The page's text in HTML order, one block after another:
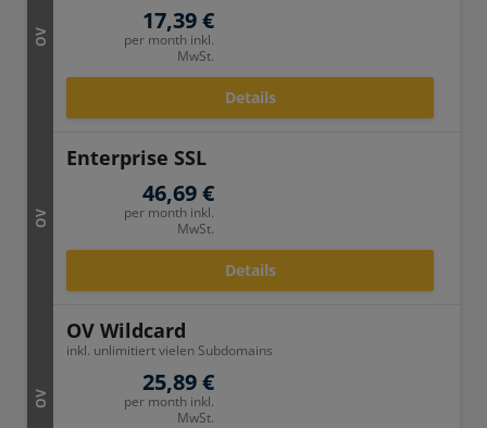
OV
17,39 €
per month inkl.
MwSt.
Details
OV
Enterprise SSL
46,69 €
per month inkl.
MwSt.
Details
OV
OV Wildcard
inkl. unlimitiert vielen Subdomains
25,89 €
per month inkl.
MwSt.